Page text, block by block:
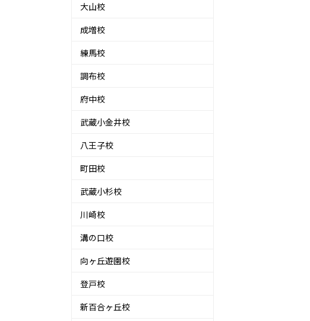
大山校
成増校
練馬校
調布校
府中校
武蔵小金井校
八王子校
町田校
武蔵小杉校
川崎校
溝の口校
向ヶ丘遊園校
登戸校
新百合ヶ丘校